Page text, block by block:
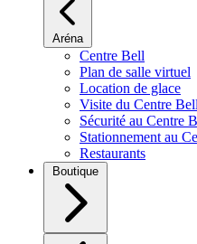
Aréna
Centre Bell
Plan de salle virtuel
Location de glace
Visite du Centre Bell
Sécurité au Centre
Stationnement au
Restaurants
Boutique